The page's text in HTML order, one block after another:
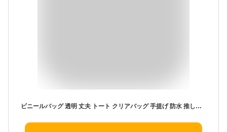
ビニールバッグ 透明 丈夫 トート クリアバッグ 手提げ 防水 推し活 痛バッグ プール 大人 LL スクエア ショルダー W40×D15×H40cm 大きめ 仕事用 大容量 MCB-4040